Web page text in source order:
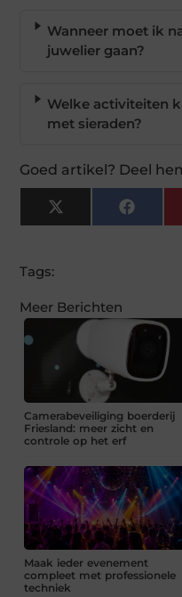
Wanneer moet ik
juwelier gaan?
Welke activiteiten
met sieraden?
Goed artikel? Deel
X
(Twitter)
Tags:
Meer Berichten
Camerabeveiliging boerderij
Friesland: meer zicht en
controle op het erf
Maak ieder evenement
compleet met professionele
techniek